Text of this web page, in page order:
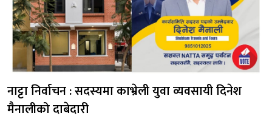
नाट्टा निर्वाचन : सदस्यमा काभ्रेली युवा व्यवसायी दिनेश
मैनालीको दाबेदारी